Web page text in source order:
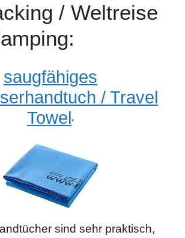
/ Weltreise
saugfähiges
/ Travel
Towel*
sind sehr praktisch,